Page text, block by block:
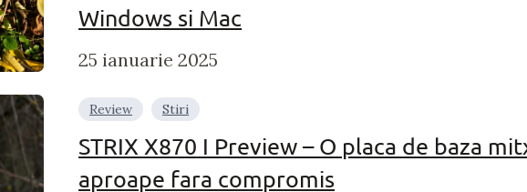
Windows si Mac
25 ianuarie 2025
Review Stiri
STRIX X870 I Preview – O placa de baza
aproape fara compromis